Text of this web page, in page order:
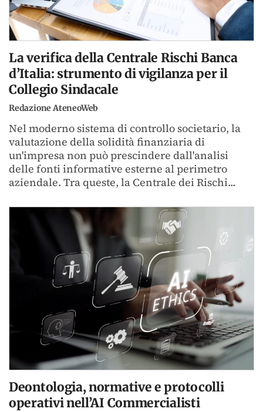
La verifica della Centrale Rischi Banca
d’Italia: strumento di vigilanza per il
Collegio Sindacale
Redazione AteneoWeb
Nel moderno sistema di controllo societario, la
valutazione della solidità finanziaria di
un'impresa non può prescindere dall'analisi
delle fonti informative esterne al perimetro
aziendale. Tra queste, la Centrale dei Rischi...
Deontologia, normative e protocolli
operativi nell’AI Commercialisti